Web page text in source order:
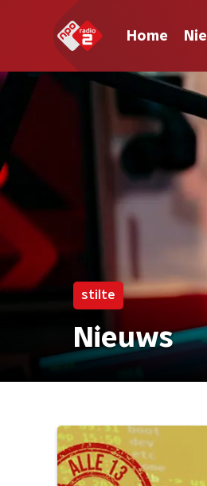
Home
stilte
Nieuws